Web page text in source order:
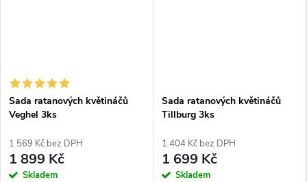
Sada ratanových květináčů
Veghel 3ks
1 569 Kč bez DPH
1 899 Kč
Skladem
Sada ratanových květináčů
Tillburg 3ks
1 404 Kč bez DPH
1 699 Kč
Skladem